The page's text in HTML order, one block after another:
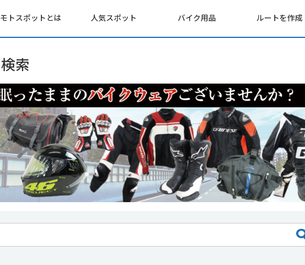
モトスポットとは 人気スポット バイク用品 ルートを作成
検索